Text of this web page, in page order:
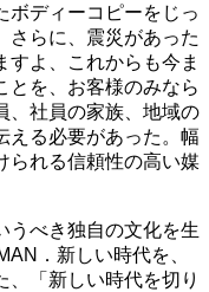
ボディーコピーをじっ
さらに、震災があった
すよ、これからも今ま
とを、お客様のみなら
、社員の家族、地域の
える必要があった。幅
られる信頼性の高い媒
べき独自の文化を生
．新しい時代を、
、「新しい時代を切り